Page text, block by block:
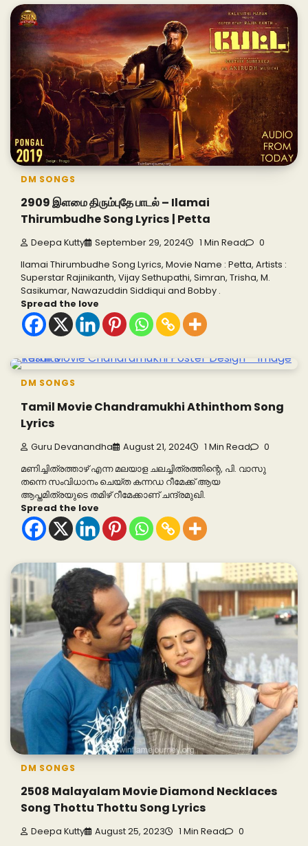
DM SONGS
2909 இளமை திரும்புதே பாடல் – Ilamai
Thirumbudhe Song Lyrics | Petta
Deepa Kutty September 29, 2024 1 Min Read 0
Ilamai Thirumbudhe Song Lyrics, Movie Name : Petta, Artists :
Superstar Rajinikanth, Vijay Sethupathi, Simran, Trisha, M.
Sasikumar, Nawazuddin Siddiqui and Bobby .
Spread the love
DM SONGS
Tamil Movie Chandramukhi Athinthom Song
Lyrics
Guru Devanandha August 21, 2024 1 Min Read 0
മണിച്ചിത്രത്താഴ് എന്ന മലയാള ചലച്ചിത്രത്തിന്റെ, പി. വാസു
തന്നെ സംവിധാനം ചെയ്ത കന്നഡ റീമേക്ക് ആയ
ആപ്തമിത്രയുടെ തമിഴ് റീമേക്കാണ് ചന്ദ്രമുഖി.
Spread the love
DM SONGS
2508 Malayalam Movie Diamond Necklaces
Song Thottu Thottu Song Lyrics
Deepa Kutty August 25, 2023 1 Min Read 0